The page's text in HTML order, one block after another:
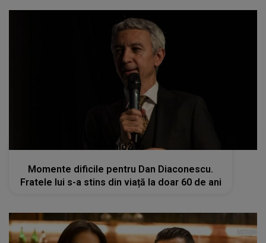
kanald2.ro
Momente dificile pentru Dan Diaconescu.
Fratele lui s-a stins din viață la doar 60 de ani